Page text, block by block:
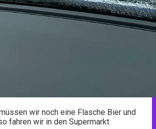
wir noch eine Flasche Bier und
fahren wir in den Supermarkt.